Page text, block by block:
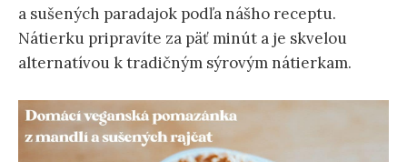
a sušených paradajok podľa nášho receptu.
Nátierku pripravíte za päť minút a je skvelou
alternatívou k tradičným sýrovým nátierkam.